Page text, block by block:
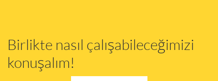
Birlikte nasıl çalışabileceğimizi
konuşalım!